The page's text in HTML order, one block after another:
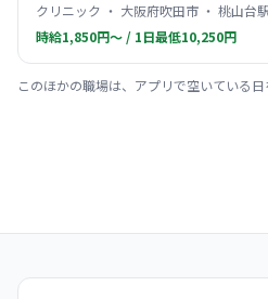
クリニック ・ 大阪府吹田市 ・ 桃山台駅
時給1,850円〜 / 1日最低10,250円
このほかの職場は、アプリで空いている日